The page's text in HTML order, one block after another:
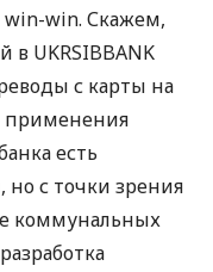
win-win. Скажем,
в UKRSIBBANK
с карты на
применения
есть
но с точки зрения
коммунальных